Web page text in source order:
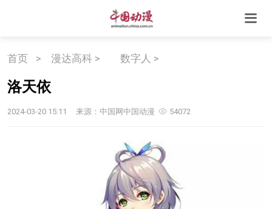
首页 > 漫达高科 > 数字人 >
洛天依
2024-03-20 15:11 来源：中国网中国动漫 54072